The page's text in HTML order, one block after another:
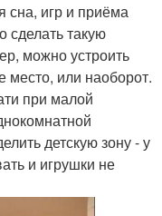
сна, игр и приёма
сделать такую
можно устроить
место, или наоборот.
при малой
детскую зону - у
и игрушки не